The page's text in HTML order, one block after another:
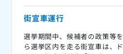
街宣車運行
選挙期間中、候補者の政策等
ら選挙区内を走る街宣車は、